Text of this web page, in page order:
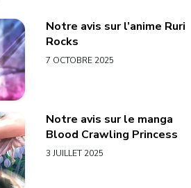
Notre avis sur l’anime Ruri
Rocks
7 OCTOBRE 2025
Notre avis sur le manga
Blood Crawling Princess
3 JUILLET 2025